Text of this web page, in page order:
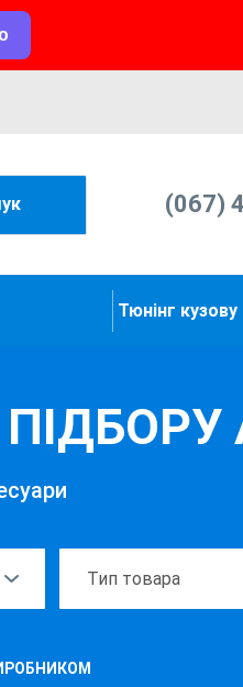
(067)
Тюнінг кузову